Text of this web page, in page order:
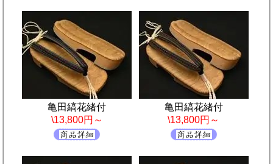
亀田縞花緒付
\13,800円～
亀田縞花緒付
\13,800円～